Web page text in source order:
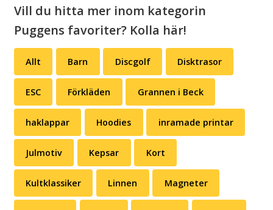
Vill du hitta mer inom kategorin
Puggens favoriter? Kolla här!
Allt Barn Discgolf Disktrasor
ESC Förkläden Grannen i Beck
haklappar Hoodies inramade printar
Julmotiv Kepsar Kort
Kultklassiker Linnen Magneter